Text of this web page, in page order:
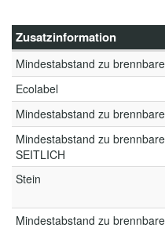
Zusatzinformation
Mindestabstand zu
Ecolabel
Mindestabstand zu
Mindestabstand zu
SEITLICH
Stein
Mindestabstand zu